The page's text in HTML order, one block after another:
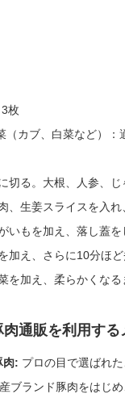
枚
（カブ、白菜など）：
切る。大根、人参、じ
、生姜スライスを入
いもを加え、落し蓋を
加え、さらに10分ほど
を加え、柔らかくなる
通販を利用する
肉: プロの目で選ばれ
ブランド豚肉をはじ